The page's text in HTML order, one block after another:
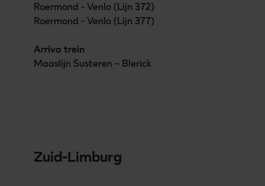
Roermond - Venlo (Lijn 372)
Roermond - Venlo (Lijn 377)
Arriva trein
Maaslijn Susteren – Blerick
Zuid-Limburg